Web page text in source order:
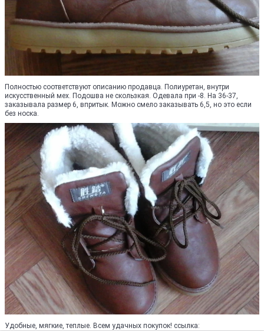
Полностью соответствуют описанию продавца. Полиуретан, внутри
искусственный мех. Подошва не скользкая. Одевала при -8. На 36-37,
заказывала размер 6, впритык. Можно смело заказывать 6,5, но это если
без носка.
Удобные, мягкие, теплые. Всем удачных покупок! ссылка: